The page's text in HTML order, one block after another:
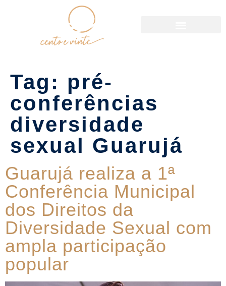
Tag: pré-
conferências
diversidade
sexual Guarujá
Guarujá realiza a 1ª
Conferência Municipal
dos Direitos da
Diversidade Sexual com
ampla participação
popular